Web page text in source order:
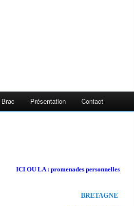
Présentation Contact
ICI OU LA : promenades personnelles
BRETAGNE